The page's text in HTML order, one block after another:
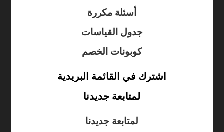
أسئلة مكررة
جدول القياسات
كوبونات الخصم
اشترك في القائمة البريدية
لمتابعة جديدنا
لمتابعة جديدنا